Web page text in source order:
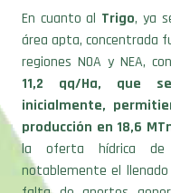
área apta, concentrada
regiones NOA y NEA,
11,2 qq/Ha, que
inicialmente,
producción en 18,6
la oferta hídrica de
notablemente el
falta de aportes
negativamente en los